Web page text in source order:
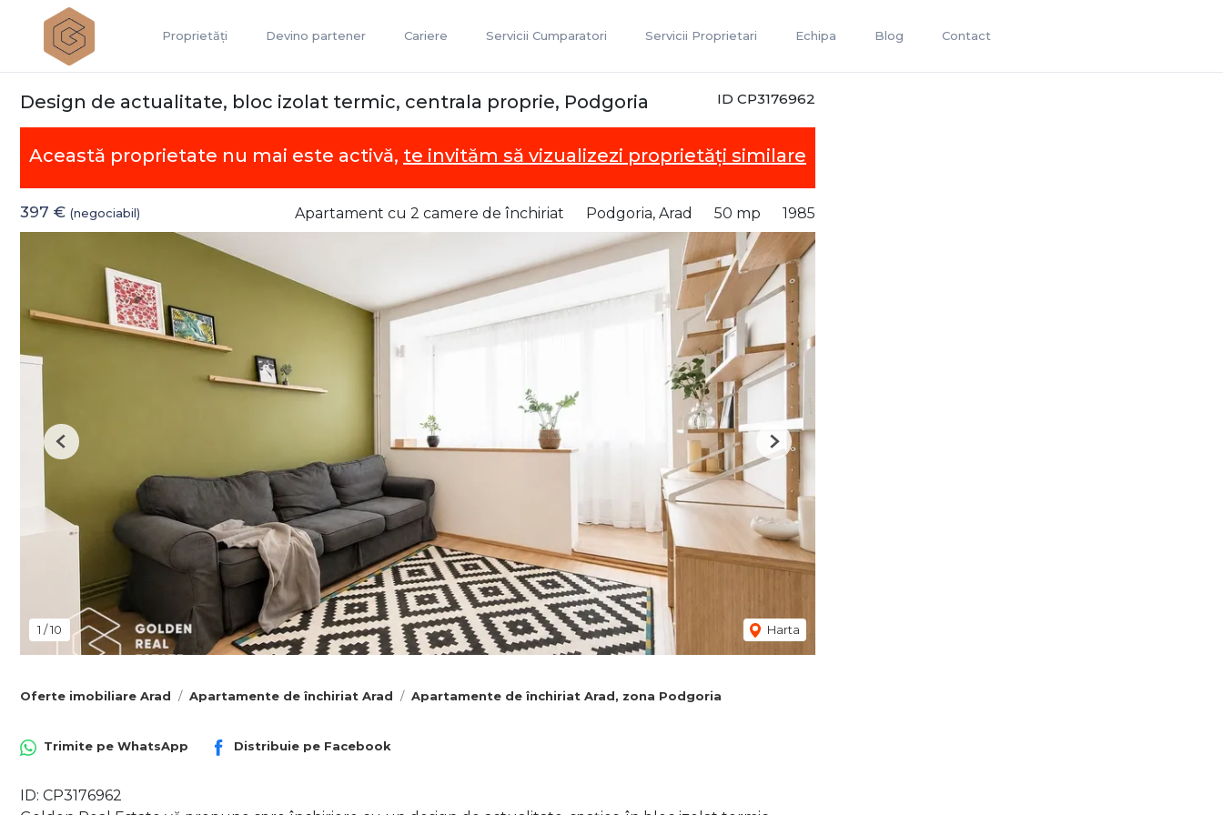
Proprietăți Devino partener Cariere Servicii Cumparatori Servicii Proprietari Echipa Blog Contact
ID CP3176962
Design de actualitate, bloc izolat termic, centrala proprie, Podgoria
Această proprietate nu mai este activă, te invităm să vizualizezi proprietăți similare
397 € (negociabil) Apartament cu 2 camere de închiriat Podgoria, Arad 50 mp 1985
1 /10 Harta
Previous Next
Oferte imobiliare Arad Apartamente de închiriat Arad Apartamente de închiriat Arad, zona Podgoria
Trimite pe WhatsApp Distribuie pe Facebook
ID: CP3176962